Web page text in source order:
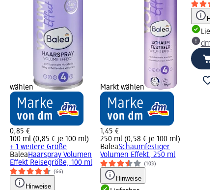
wählen
0,85 €
100 ml (0,85 € je 100 ml)
+ 1 weitere Größe
BaleaHaarspray Volumen
Effekt Reisegröße, 100 ml
(66)
Hinweise
Markt wählen
1,45 €
250 ml (0,58 € je 100 ml)
BaleaSchaumfestiger
Volumen Effekt, 250 ml
(103)
Hinweise
dm